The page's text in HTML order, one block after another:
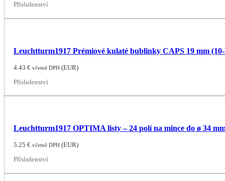
Příslušenství
Leuchtturm1917 Prémiové kulaté bublinky CAPS 19 mm
4.43€ včetně DPH (EUR)
Příslušenství
Leuchtturm1917 OPTIMA listy – 24 polí na mince do ø 34
5.25€ včetně DPH (EUR)
Příslušenství